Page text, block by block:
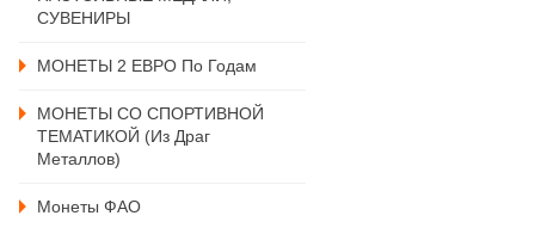
СУВЕНИРЫ
МОНЕТЫ 2 ЕВРО По Годам
МОНЕТЫ СО СПОРТИВНОЙ
ТЕМАТИКОЙ (из Драг
Металлов)
Монеты ФАО